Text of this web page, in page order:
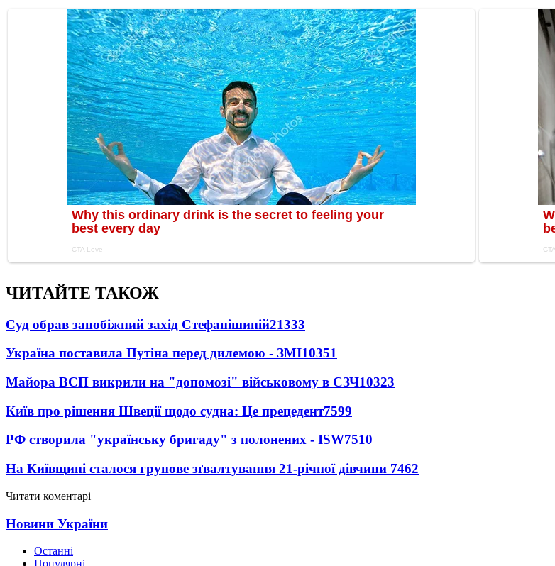
ЧИТАЙТЕ ТАКОЖ
Суд обрав запобіжний захід Стефанішиній21333
Україна поставила Путіна перед дилемою - ЗМІ10351
Майора ВСП викрили на "допомозі" військовому в СЗЧ10323
Київ про рішення Швеції щодо судна: Це прецедент7599
РФ створила "українську бригаду" з полонених - ISW7510
На Київщині сталося групове зґвалтування 21-річної дівчини 7462
Читати коментарі
Новини України
Останні